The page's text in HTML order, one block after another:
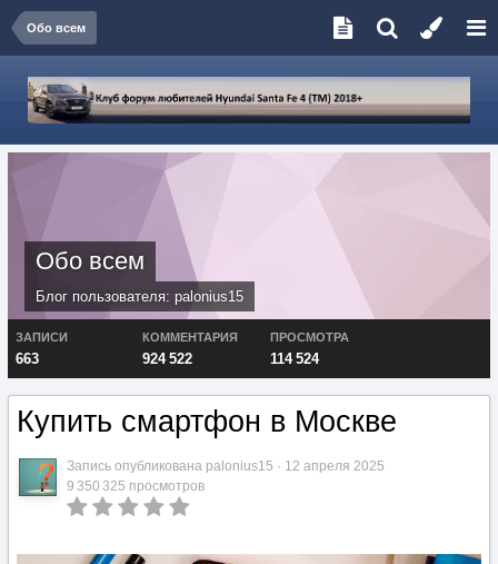
Обо всем
Обо всем
Блог пользователя: palonius15
ЗАПИСИ
663
КОММЕНТАРИЯ
924 522
ПРОСМОТРА
114 524
Купить смартфон в Москве
Запись опубликована palonius15 · 12 апреля 2025
9 350 325 просмотров